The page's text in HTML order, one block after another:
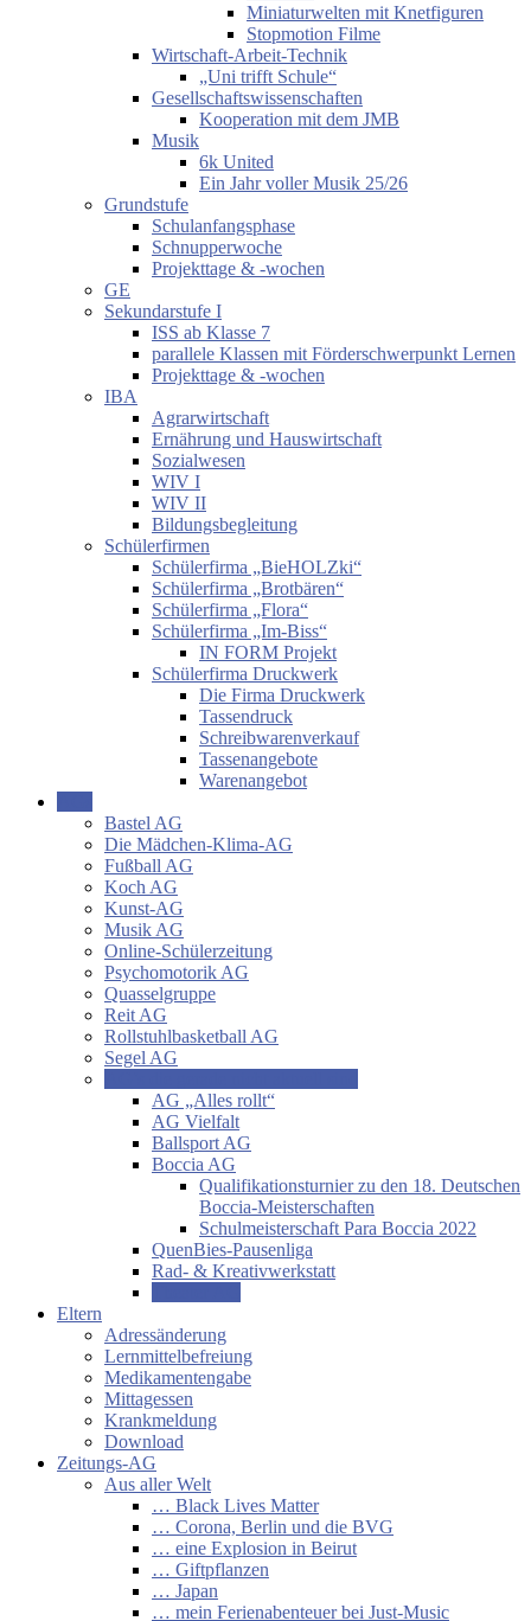
Miniaturwelten mit Knetfiguren
Stopmotion Filme
Wirtschaft-Arbeit-Technik
„Uni trifft Schule“
Gesellschaftswissenschaften
Kooperation mit dem JMB
Musik
6k United
Ein Jahr voller Musik 25/26
Grundstufe
Schulanfangsphase
Schnupperwoche
Projekttage & -wochen
GE
Sekundarstufe I
ISS ab Klasse 7
parallele Klassen mit Förderschwerpunkt Lernen
Projekttage & -wochen
IBA
Agrarwirtschaft
Ernährung und Hauswirtschaft
Sozialwesen
WIV I
WIV II
Bildungsbegleitung
Schülerfirmen
Schülerfirma „BieHOLZki“
Schülerfirma „Brotbären“
Schülerfirma „Flora“
Schülerfirma „Im-Biss“
IN FORM Projekt
Schülerfirma Druckwerk
Die Firma Druckwerk
Tassendruck
Schreibwarenverkauf
Tassenangebote
Warenangebot
Bastel AG
Die Mädchen-Klima-AG
Fußball AG
Koch AG
Kunst-AG
Musik AG
Online-Schülerzeitung
Psychomotorik AG
Quasselgruppe
Reit AG
Rollstuhlbasketball AG
Segel AG
AG „Alles rollt“
AG Vielfalt
Ballsport AG
Boccia AG
Qualifikationsturnier zu den 18. Deutschen
Boccia-Meisterschaften
Schulmeisterschaft Para Boccia 2022
QuenBies-Pausenliga
Rad- & Kreativwerkstatt
Eltern
Adressänderung
Lernmittelbefreiung
Medikamentengabe
Mittagessen
Krankmeldung
Download
Zeitungs-AG
Aus aller Welt
… Black Lives Matter
… Corona, Berlin und die BVG
… eine Explosion in Beirut
… Giftpflanzen
… Japan
… mein Ferienabenteuer bei Just-Music